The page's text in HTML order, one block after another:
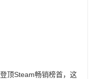
顶Steam畅销榜首，这